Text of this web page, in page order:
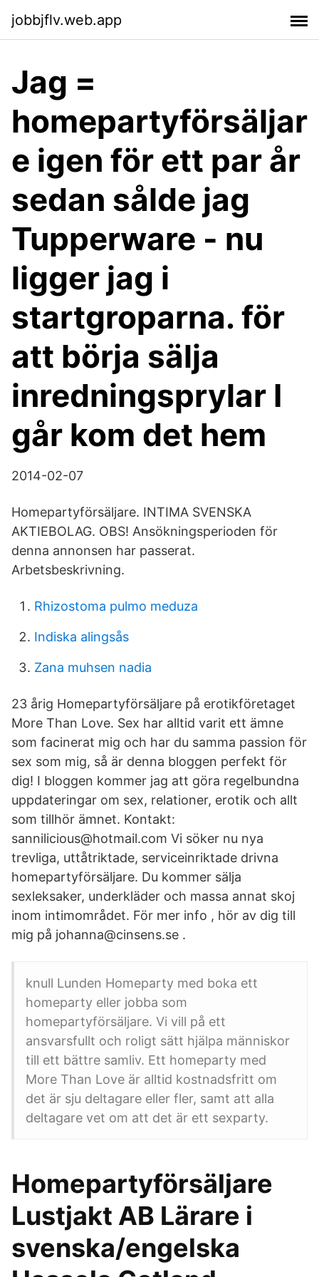
jobbjflv.web.app
Jag =
homepartyförsäljar
e igen för ett par år
sedan sålde jag
Tupperware - nu
ligger jag i
startgroparna. för
att börja sälja
inredningsprylar I
går kom det hem
2014-02-07
Homepartyförsäljare. INTIMA SVENSKA
AKTIEBOLAG. OBS! Ansökningsperioden för
denna annonsen har passerat.
Arbetsbeskrivning.
Rhizostoma pulmo meduza
Indiska alingsås
Zana muhsen nadia
23 årig Homepartyförsäljare på erotikföretaget
More Than Love. Sex har alltid varit ett ämne
som facinerat mig och har du samma passion för
sex som mig, så är denna bloggen perfekt för
dig! I bloggen kommer jag att göra regelbundna
uppdateringar om sex, relationer, erotik och allt
som tillhör ämnet. Kontakt:
sannilicious@hotmail.com Vi söker nu nya
trevliga, uttåtriktade, serviceinriktade drivna
homepartyförsäljare. Du kommer sälja
sexleksaker, underkläder och massa annat skoj
inom intimområdet. För mer info , hör av dig till
mig på johanna@cinsens.se .
knull Lunden‎ Homeparty med boka ett
homeparty eller jobba som
homepartyförsäljare. Vi vill på ett
ansvarsfullt och roligt sätt hjälpa människor
till ett bättre samliv. Ett homeparty med
More Than Love är alltid kostnadsfritt om
det är sju deltagare eller fler, samt att alla
deltagare vet om att det är ett sexparty.
Homepartyförsäljare
Lustjakt AB Lärare i
svenska/engelska